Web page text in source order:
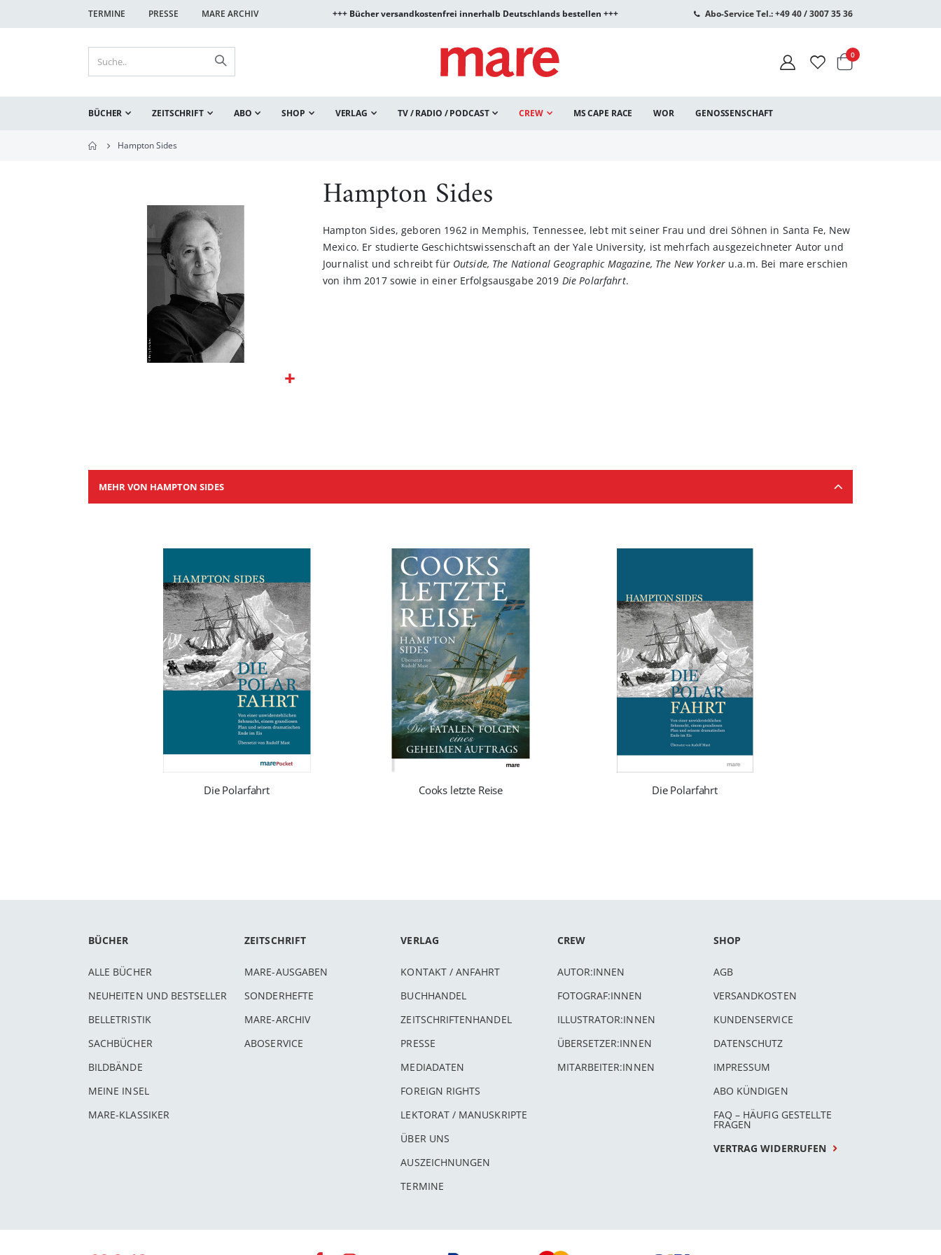
TERMINE PRESSE MARE ARCHIV +++ Bücher versandkostenfrei innerhalb Deutschlands bestellen +++ Abo-Service Tel.: +49 40 / 3007 35 36
Warenkorb
0Artikel
BÜCHER ZEITSCHRIFT ABO SHOP VERLAG TV / RADIO / PODCAST CREW MS CAPE RACE WOR GENOSSENSCHAFT
Hampton Sides
Hampton Sides
Hampton Sides, geboren 1962 in Memphis, Tennessee, lebt mit seiner Frau und drei Söhnen in Santa Fe, New
Mexico. Er studierte Geschichtswissenschaft an der Yale University, ist mehrfach ausgezeichneter Autor und
Journalist und schreibt für Outside, The National Geographic Magazine, The New Yorkeru.a.m. Bei mare erschien
von ihm 2017 sowie in einer Erfolgsausgabe 2019 Die Polarfahrt.
MEHR VON HAMPTON SIDES
Die Polarfahrt Cooks letzte Reise Die Polarfahrt
BÜCHER
ALLE BÜCHER
NEUHEITEN UND BESTSELLER
BELLETRISTIK
SACHBÜCHER
BILDBÄNDE
MEINE INSEL
MARE-KLASSIKER
ZEITSCHRIFT
MARE-AUSGABEN
SONDERHEFTE
MARE-ARCHIV
ABOSERVICE
VERLAG
KONTAKT / ANFAHRT
BUCHHANDEL
ZEITSCHRIFTENHANDEL
PRESSE
MEDIADATEN
FOREIGN RIGHTS
LEKTORAT / MANUSKRIPTE
ÜBER UNS
AUSZEICHNUNGEN
TERMINE
CREW
AUTOR:INNEN
FOTOGRAF:INNEN
ILLUSTRATOR:INNEN
ÜBERSETZER:INNEN
MITARBEITER:INNEN
SHOP
AGB
VERSANDKOSTEN
KUNDENSERVICE
DATENSCHUTZ
IMPRESSUM
ABO KÜNDIGEN
FAQ – HÄUFIG GESTELLTE
FRAGEN
VERTRAG WIDERRUFEN